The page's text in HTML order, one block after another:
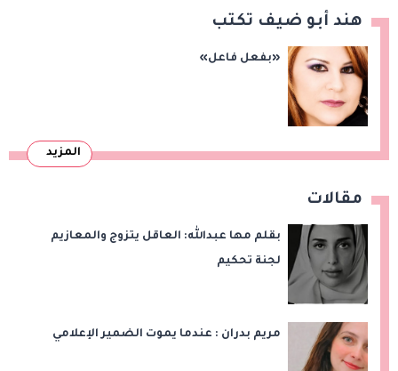
هند أبو ضيف تكتب
«بفعل فاعل»
المزيد
مقالات
بقلم مها عبدالله: العاقل يتزوج والمعازيم
لجنة تحكيم
مريم بدران : عندما يموت الضمير الإعلامي